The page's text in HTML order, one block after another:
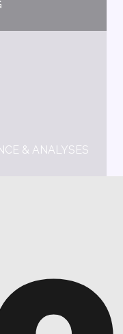
& ANALYSES